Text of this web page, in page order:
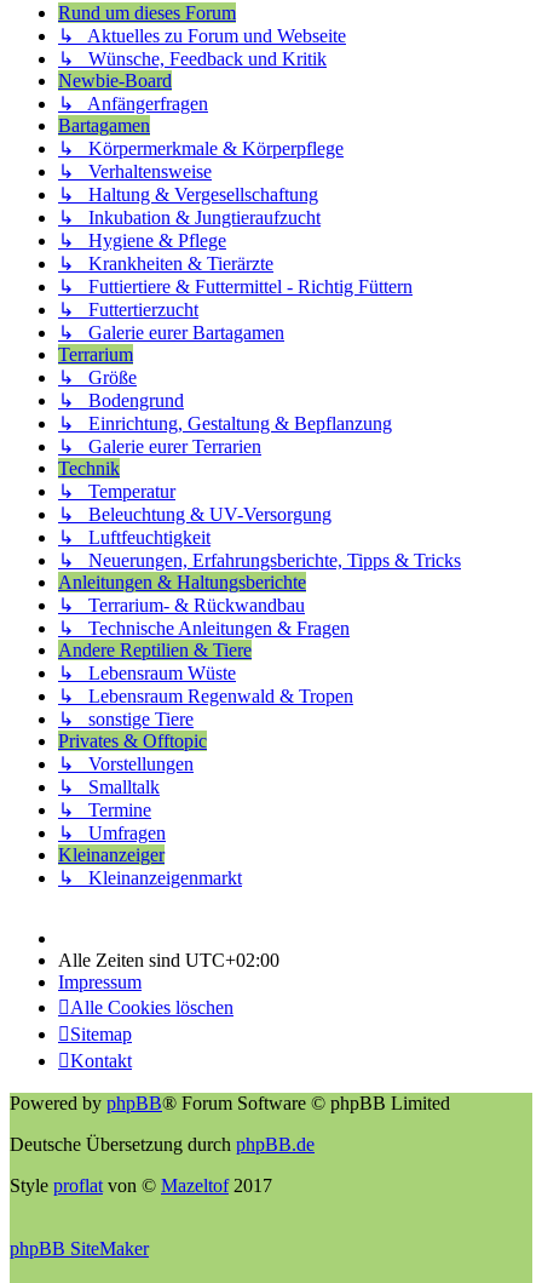
Rund um dieses Forum
↳ Aktuelles zu Forum und Webseite
↳ Wünsche, Feedback und Kritik
Newbie-Board
↳ Anfängerfragen
Bartagamen
↳ Körpermerkmale & Körperpflege
↳ Verhaltensweise
↳ Haltung & Vergesellschaftung
↳ Inkubation & Jungtieraufzucht
↳ Hygiene & Pflege
↳ Krankheiten & Tierärzte
↳ Futtiertiere & Futtermittel - Richtig Füttern
↳ Futtertierzucht
↳ Galerie eurer Bartagamen
Terrarium
↳ Größe
↳ Bodengrund
↳ Einrichtung, Gestaltung & Bepflanzung
↳ Galerie eurer Terrarien
Technik
↳ Temperatur
↳ Beleuchtung & UV-Versorgung
↳ Luftfeuchtigkeit
↳ Neuerungen, Erfahrungsberichte, Tipps & Tricks
Anleitungen & Haltungsberichte
↳ Terrarium- & Rückwandbau
↳ Technische Anleitungen & Fragen
Andere Reptilien & Tiere
↳ Lebensraum Wüste
↳ Lebensraum Regenwald & Tropen
↳ sonstige Tiere
Privates & Offtopic
↳ Vorstellungen
↳ Smalltalk
↳ Termine
↳ Umfragen
Kleinanzeiger
↳ Kleinanzeigenmarkt
Alle Zeiten sind UTC+02:00
Impressum
Alle Cookies löschen
Sitemap
Kontakt
Powered by phpBB® Forum Software © phpBB Limited
Deutsche Übersetzung durch phpBB.de
Style proflat von © Mazeltof2017
phpBB SiteMaker